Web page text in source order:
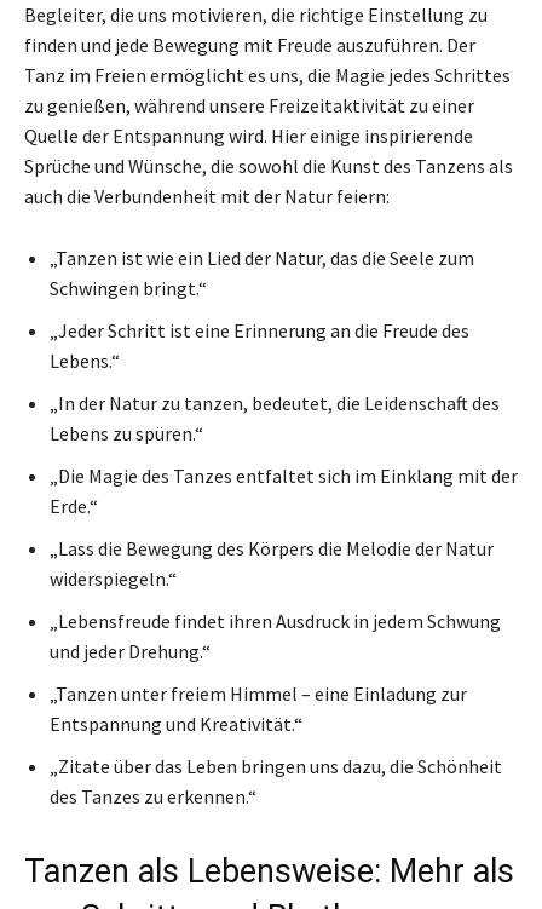
Begleiter, die uns motivieren, die richtige Einstellung zu
finden und jede Bewegung mit Freude auszuführen. Der
Tanz im Freien ermöglicht es uns, die Magie jedes Schrittes
zu genießen, während unsere Freizeitaktivität zu einer
Quelle der Entspannung wird. Hier einige inspirierende
Sprüche und Wünsche, die sowohl die Kunst des Tanzens als
auch die Verbundenheit mit der Natur feiern:
„Tanzen ist wie ein Lied der Natur, das die Seele zum
Schwingen bringt.“
„Jeder Schritt ist eine Erinnerung an die Freude des
Lebens.“
„In der Natur zu tanzen, bedeutet, die Leidenschaft des
Lebens zu spüren.“
„Die Magie des Tanzes entfaltet sich im Einklang mit der
Erde.“
„Lass die Bewegung des Körpers die Melodie der Natur
widerspiegeln.“
„Lebensfreude findet ihren Ausdruck in jedem Schwung
und jeder Drehung.“
„Tanzen unter freiem Himmel – eine Einladung zur
Entspannung und Kreativität.“
„Zitate über das Leben bringen uns dazu, die Schönheit
des Tanzes zu erkennen.“
Tanzen als Lebensweise: Mehr als